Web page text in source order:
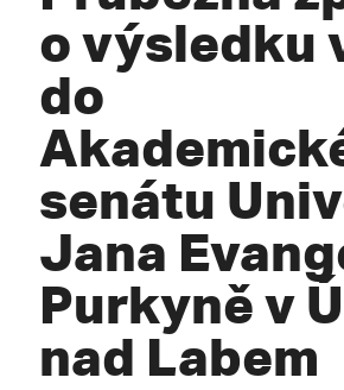
o výsledku
do
senátu
Jana
Purkyně v
nad Labem